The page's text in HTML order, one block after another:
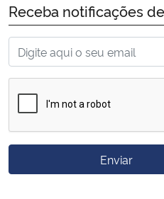
Receba notificações
Enviar